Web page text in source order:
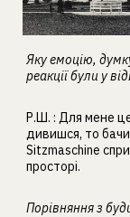
Яку емоцію,
реакції були у
Р.Ш. : Для мене
дивишся, то
Sitzmaschine
просторі.
Порівняння з